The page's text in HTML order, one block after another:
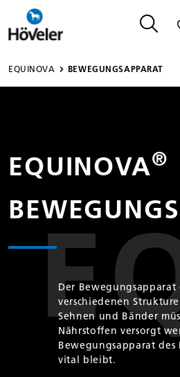
springen
EQUINOVA BEWEGUNGS­APPARAT
EQUINOVA®
Der Bewegungsapparat
verschiedenen
Sehnen und Bänder
Nährstoffen versorgt
Bewegungsapparat des
vital bleibt.